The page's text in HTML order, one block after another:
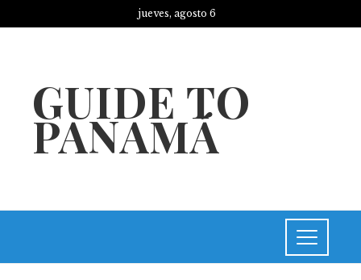
jueves, agosto 6
GUIDE TO
PANAMÁ